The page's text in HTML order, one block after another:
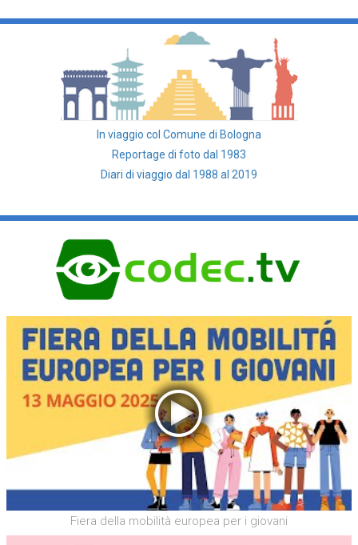
In viaggio col Comune di Bologna
Reportage di foto dal 1983
Diari di viaggio dal 1988 al 2019
Fiera della mobilità europea per i giovani